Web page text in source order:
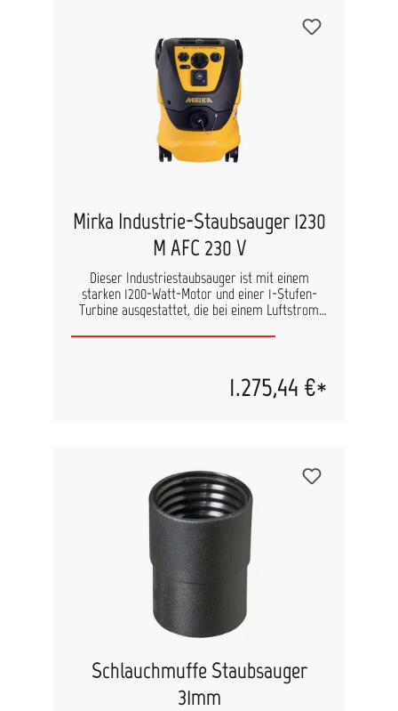
Mirka Industrie-Staubsauger 1230
M AFC 230 V
Dieser Industriestaubsauger ist mit einem
starken 1200-Watt-Motor und einer 1-Stufen-
Turbine ausgestattet, die bei einem Luftstrom
mbar erzeugt. Der Industrie-Staubsauger
automatische Filterbereinigung sowie einen Flow
Sensor. Größere Rollen sorgen für eine bessere
Netzspannung (VAC): 220-240 Gewicht (kg): 14.5
Lautstärke, LpA (dB): 60 Drehfrequenz (Hz):
50/60 Abmessung LxBxH (mm): 565 x 385 x 565
Luftmenge (l/min): 4500 Vakuum (mbar): 250
Fassungsvermögen (l): 30
1.275,44 €*
Schlauchmuffe Staubsauger
31mm